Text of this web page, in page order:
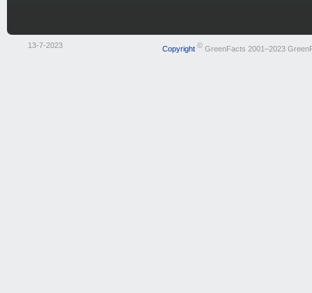
13-7-2023 Copyright ©GreenFacts 2001–2023